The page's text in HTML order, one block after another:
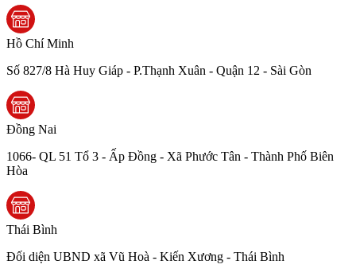
Hồ Chí Minh
Số 827/8 Hà Huy Giáp - P.Thạnh Xuân - Quận 12 - Sài Gòn
Đồng Nai
1066- QL 51 Tổ 3 - Ấp Đồng - Xã Phước Tân - Thành Phố Biên
Hòa
Thái Bình
Đối diện UBND xã Vũ Hoà - Kiến Xương - Thái Bình